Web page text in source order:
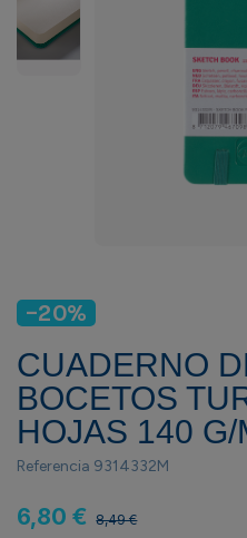
-20%
CUADERNO
BOCETOS
HOJAS 140 G/
Referencia 9314332M
6,80 € 8,49 €